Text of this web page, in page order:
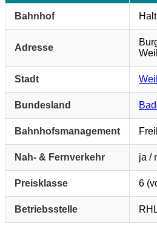
Bahnhof
Adresse
Stadt
Bundesland
Bahnhofsmanagement
Nah- & Fernverkehr ja /
Preisklasse 6
Betriebsstelle